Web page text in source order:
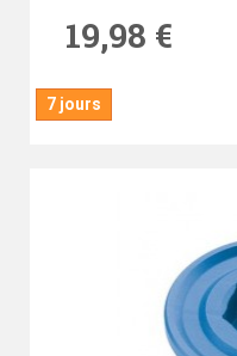
19,98 €
7 jours